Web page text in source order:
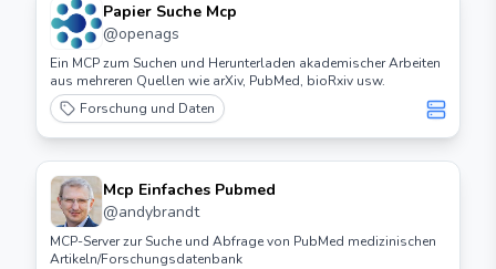
Papier Suche Mcp
@openags
Ein MCP zum Suchen und Herunterladen akademischer Arbeiten
aus mehreren Quellen wie arXiv, PubMed, bioRxiv usw.
Forschung und Daten
Mcp Einfaches Pubmed
@andybrandt
MCP-Server zur Suche und Abfrage von PubMed medizinischen
Artikeln/Forschungsdatenbank